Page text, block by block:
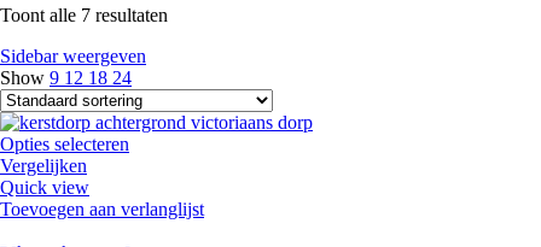
Toont alle 7 resultaten
Sidebar weergeven
Show 9 12 18 24
Opties selecteren
Vergelijken
Quick view
Toevoegen aan verlanglijst